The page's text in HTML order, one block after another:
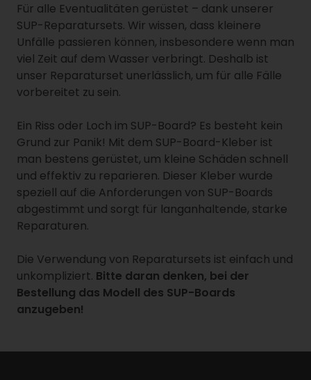
Für alle Eventualitäten gerüstet – dank unserer
SUP-Reparatursets. Wir wissen, dass kleinere
Unfälle passieren können, insbesondere wenn man
viel Zeit auf dem Wasser verbringt. Deshalb ist
unser Reparaturset unerlässlich, um für alle Fälle
vorbereitet zu sein.
Ein Riss oder Loch im SUP-Board? Es besteht kein
Grund zur Panik! Mit dem SUP-Board-Kleber ist
man bestens gerüstet, um kleine Schäden schnell
und effektiv zu reparieren. Dieser Kleber wurde
speziell auf die Anforderungen von SUP-Boards
abgestimmt und sorgt für langanhaltende, starke
Reparaturen.
Die Verwendung von Reparatursets ist einfach und
unkompliziert. Bitte daran denken, bei der
Bestellung das Modell des SUP-Boards
anzugeben!